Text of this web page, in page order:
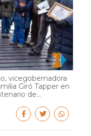
vicegobernadora
Giró Tapper en
de...